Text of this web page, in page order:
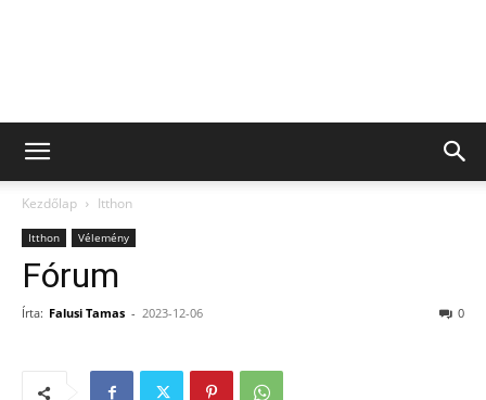
Kezdőlap Itthon
Itthon Vélemény
Fórum
Írta: Falusi Tamas - 2023-12-06 0